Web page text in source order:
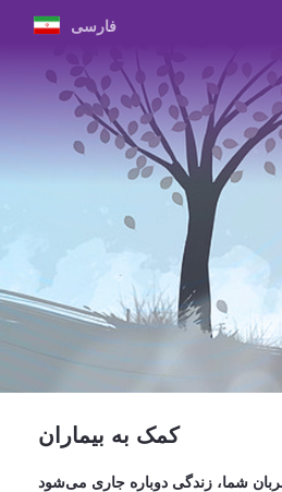
فارسی
کمک به بیماران